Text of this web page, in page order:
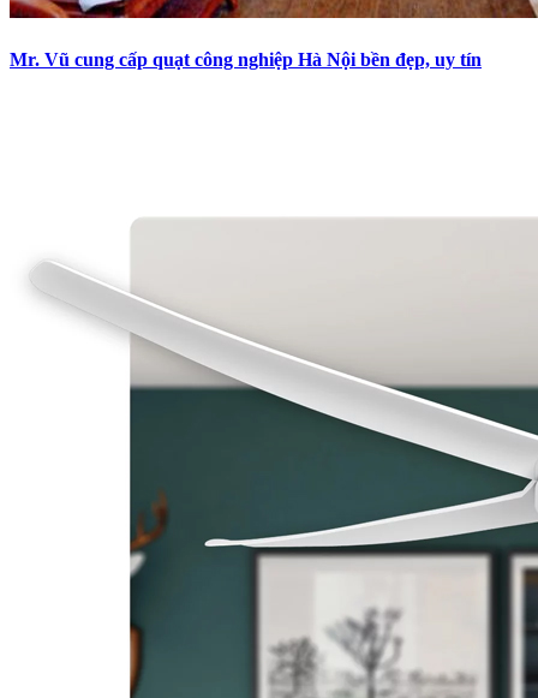
Mr. Vũ cung cấp quạt công nghiệp Hà Nội bền đẹp, uy tín